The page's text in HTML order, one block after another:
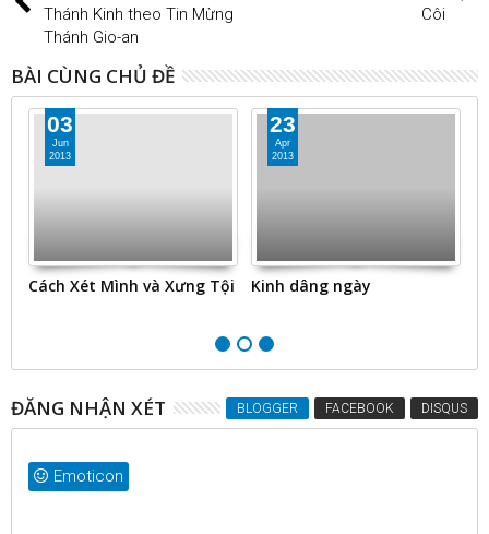
Thánh Kinh theo Tin Mừng
Thánh Gio-an
Côi
BÀI CÙNG CHỦ ĐỀ
03
Jun
2013
Cách Xét Mình và Xưng Tội
23
Apr
2013
Kinh dâng ngày
ĐĂNG NHẬN XÉT BLOGGER FACEBOOK DISQUS
Emoticon